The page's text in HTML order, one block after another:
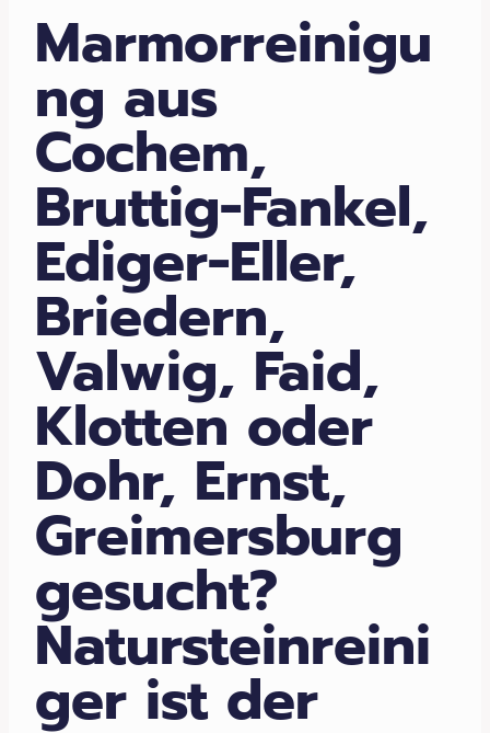
Marmorreinigu
ng aus
Cochem,
Bruttig-Fankel,
Ediger-Eller,
Briedern,
Valwig, Faid,
Klotten oder
Dohr, Ernst,
Greimersburg
gesucht?
Natursteinreini
ger ist der